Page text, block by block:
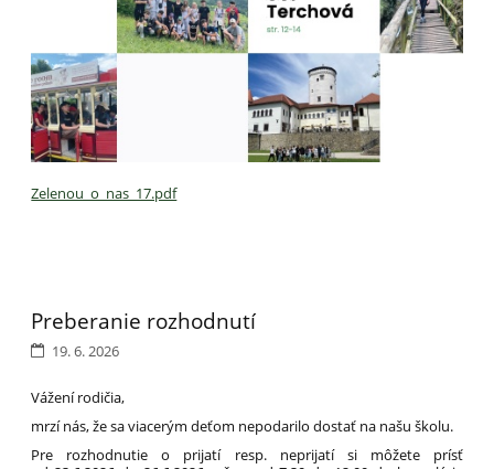
Zelenou_o_nas_17.pdf
Preberanie rozhodnutí
19. 6. 2026
Vážení rodičia,
mrzí nás, že sa viacerým deťom nepodarilo dostať na našu školu.
Pre rozhodnutie o prijatí resp. neprijatí si môžete prísť